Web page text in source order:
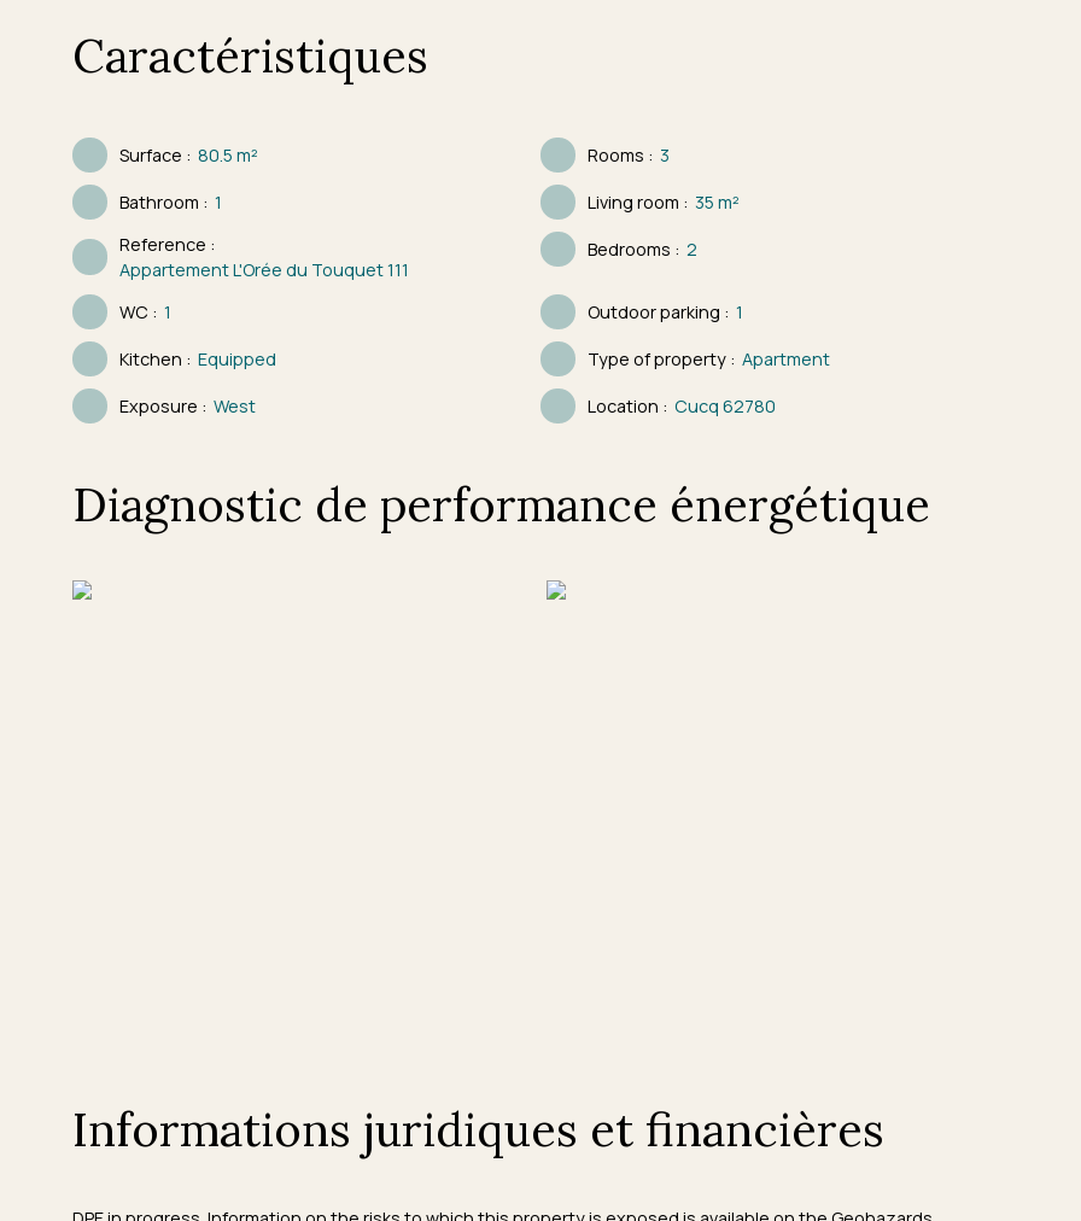
Caractéristiques
Surface : 80.5m² Rooms : 3
Bathroom : 1 Living room : 35m²
Reference :
Appartement L'Orée du Touquet 111
Bedrooms : 2
WC : 1 Outdoor parking : 1
Kitchen : Equipped Type of property : Apartment
Exposure : West Location : Cucq 62780
Diagnostic de performance énergétique
Informations juridiques et financières